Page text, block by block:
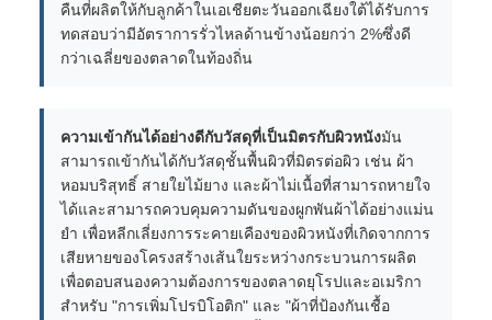
คืนที่ผลิตให้กับลูกค้าในเอเชียตะวันออกเฉียงใต้ได้รับการ
ทดสอบว่ามีอัตราการรั่วไหลด้านข้างน้อยกว่า 2%ซึ่งดี
กว่าเฉลี่ยของตลาดในท้องถิ่น
ความเข้ากันได้อย่างดีกับวัสดุที่เป็นมิตรกับผิวหนังมัน
สามารถเข้ากันได้กับวัสดุชั้นพื้นผิวที่มิตรต่อผิว เช่น ผ้า
หอมบริสุทธิ์ สายใยไม้ยาง และผ้าไม่เนื้อที่สามารถหายใจ
ได้และสามารถควบคุมความดันของผูกพันผ้าได้อย่างแม่น
ยํา เพื่อหลีกเลี่ยงการระคายเคืองของผิวหนังที่เกิดจากการ
เสียหายของโครงสร้างเส้นใยระหว่างกระบวนการผลิต
เพื่อตอบสนองความต้องการของตลาดยุโรปและอเมริกา
สําหรับ "การเพิ่มโปรบิโอติก" และ "ผ้าที่ป้องกันเชื้อ